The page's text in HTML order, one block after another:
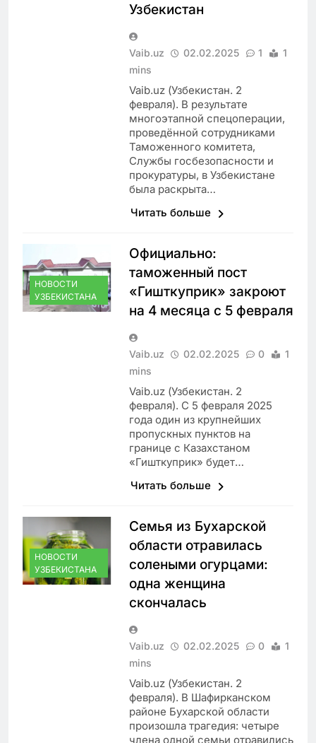
Узбекистан
Vaib.uz 02.02.2025 1
1
mins
Vaib.uz (Узбекистан. 2
февраля). В результате
многоэтапной спецоперации,
проведённой сотрудниками
Таможенного комитета,
Службы госбезопасности и
прокуратуры, в Узбекистане
была раскрыта…
Читать больше
НОВОСТИ
УЗБЕКИСТАНА
Официально:
таможенный пост
«Гишткуприк» закроют
на 4 месяца с 5 февраля
Vaib.uz 02.02.2025 0
1
mins
Vaib.uz (Узбекистан. 2
февраля). С 5 февраля 2025
года один из крупнейших
пропускных пунктов на
границе с Казахстаном
«Гишткуприк» будет…
Читать больше
НОВОСТИ
УЗБЕКИСТАНА
Семья из Бухарской
области отравилась
солеными огурцами:
одна женщина
скончалась
Vaib.uz 02.02.2025 0
1
mins
Vaib.uz (Узбекистан. 2
февраля). В Шафирканском
районе Бухарской области
произошла трагедия: четыре
члена одной семьи отравились